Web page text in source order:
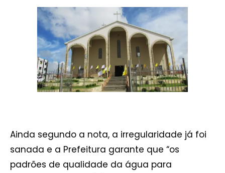
Ainda segundo a nota, a irregularidade já foi
sanada e a Prefeitura garante que “os
padrões de qualidade da água para